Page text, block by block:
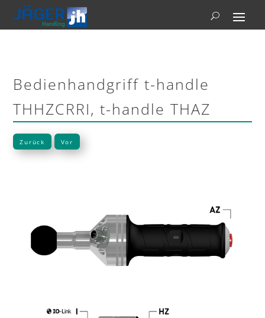
Bedienhandgriff t-handle
THHZCRRI, t-handle THAZ
Zurück Vor